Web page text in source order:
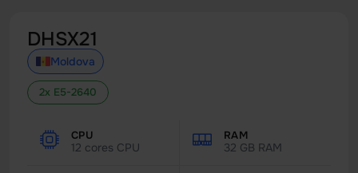
DHSX21
Moldova
2x E5-2640
CPU
12 cores CPU
RAM
32 GB RAM